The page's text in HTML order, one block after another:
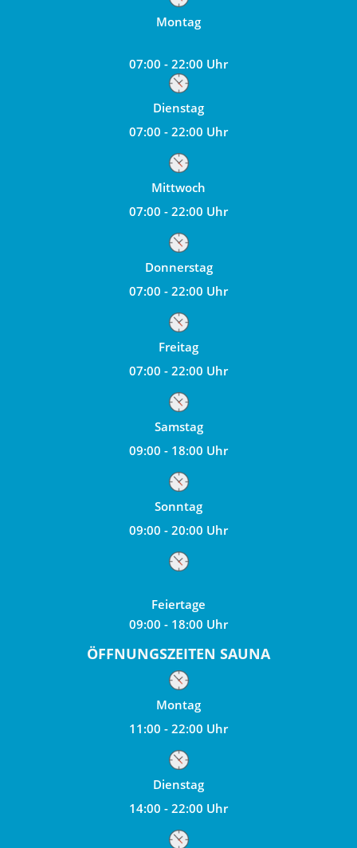
Montag
07:00 - 22:00 Uhr
Dienstag
07:00 - 22:00 Uhr
Mittwoch
07:00 - 22:00 Uhr
Donnerstag
07:00 - 22:00 Uhr
Freitag
07:00 - 22:00 Uhr
Samstag
09:00 - 18:00 Uhr
Sonntag
09:00 - 20:00 Uhr
Feiertage
09:00 - 18:00 Uhr
ÖFFNUNGSZEITEN SAUNA
Montag
11:00 - 22:00 Uhr
Dienstag
14:00 - 22:00 Uhr